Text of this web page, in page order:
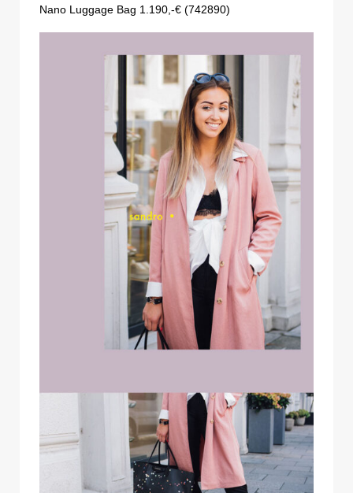
Nano Luggage Bag 1.190,-€ (742890)